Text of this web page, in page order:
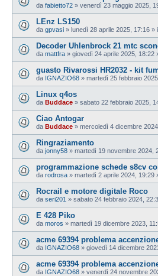
da fabietto72 » venerdì 23 maggio 2025,
LEnz LS150
da gpvasi » lunedì 28 aprile 2025, 17:16 »
Decoder Uhlenbrock 21 mtc
da mattfra » giovedì 24 aprile 2025, 18:22
guasto Rivarossi HR2032 - kit
da IGNAZIO68 » martedì 25 febbraio
Linux q4os
da Buddace » sabato 22 febbraio 2025,
Ciao Antogar
da Buddace » mercoledì 4 dicembre
Ringraziamento
da jonny58 » martedì 19 novembre 2024,
programmazione schede s8cv
da rodrosa » martedì 2 aprile 2024, 19:29
Rocrail e motore digitale Roco
da seri201 » sabato 24 febbraio 2024,
E 428 Piko
da moros » martedì 19 dicembre 2023,
acme 69394 problema
da IGNAZIO68 » giovedì 14 dicembre
acme 69394 problema
da IGNAZIO68 » venerdì 24 novembre